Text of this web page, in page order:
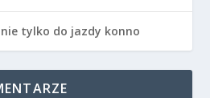
tylko do jazdy konno